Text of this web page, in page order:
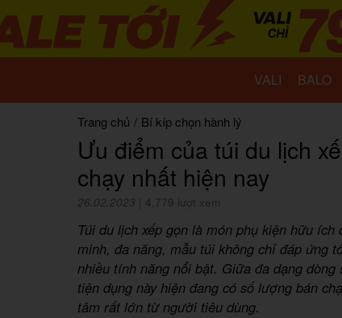
VALI BALO
Trang chủ / Bí kíp chọn hành lý
Ưu điểm của túi du lịch
chạy nhất hiện nay
26.02.2023 4,779 lượt xem
Túi du lịch xếp gọn là món phụ kiện hữu
minh, đa năng, mẫu túi không chỉ đáp ứng
nhiều tính năng nổi bật. Giữa đa dạng
tiện dụng này hiện đang có số lượng bán
tâm rất lớn từ người tiêu dùng.